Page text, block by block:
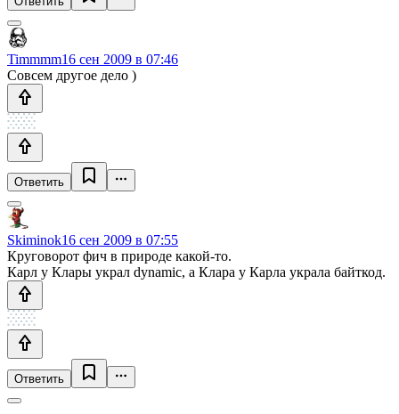
Timmmm16 сен 2009 в 07:46
Совсем другое дело )
Ответить
Skiminok16 сен 2009 в 07:55
Круговорот фич в природе какой-то.
Карл у Клары украл dynamic, а Клара у Карла украла байткод.
Ответить